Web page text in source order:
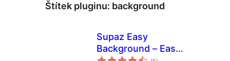
Štítek pluginu: background
Supaz Easy
Background – Easy
celkové